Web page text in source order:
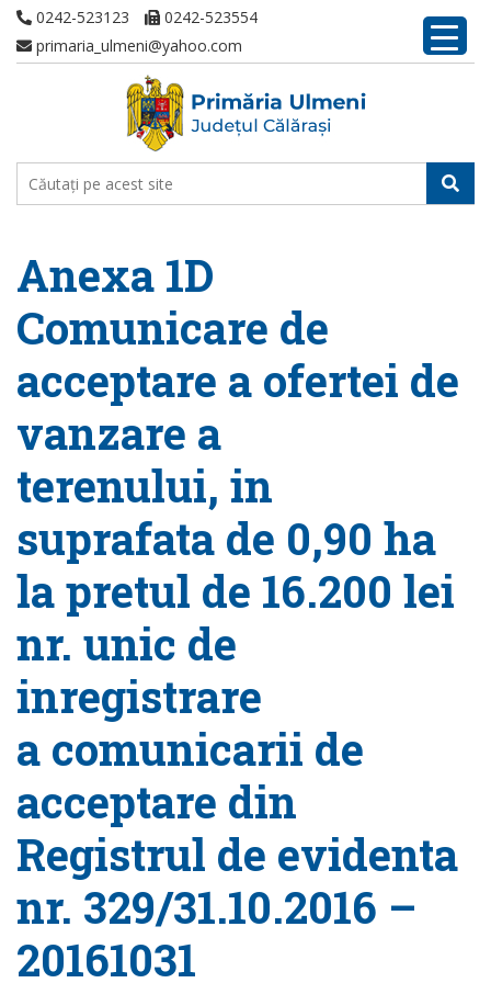
0242-523123
0242-523554
primaria_ulmeni@yahoo.com
Anexa 1D
Comunicare de
acceptare a ofertei de
vanzare a
terenului, in
suprafata de 0,90 ha
la pretul de 16.200 lei
nr. unic de
inregistrare
a comunicarii de
acceptare din
Registrul de evidenta
nr. 329/31.10.2016 –
20161031